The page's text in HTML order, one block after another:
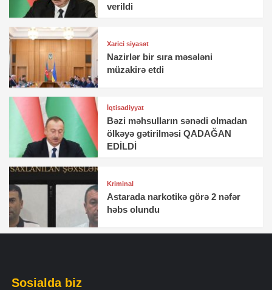
verildi
Xarici siyasət
Nazirlər bir sıra məsələni
müzakirə etdi
İqtisadiyyat
Bəzi məhsulların sənədi olmadan
ölkəyə gətirilməsi QADAĞAN
EDİLDİ
Kriminal
Astarada narkotikə görə 2 nəfər
həbs olundu
Sosialda biz